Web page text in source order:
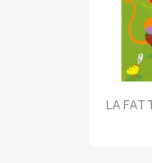
LA